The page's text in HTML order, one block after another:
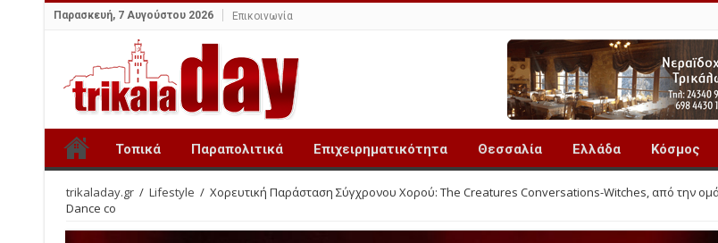
Παρασκευή, 7 Αυγούστου 2026 Επικοινωνία
Τοπικά Παραπολιτικά Επιχειρηματικότητα Θεσσαλία Ελλάδα Κόσμος
trikaladay.gr / Lifestyle / Χορευτική Παράσταση Σύγχρονου Χορού: The Creatures Conversations-Witches, από την
Dance co